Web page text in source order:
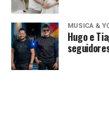
MUSICA &
Hugo e